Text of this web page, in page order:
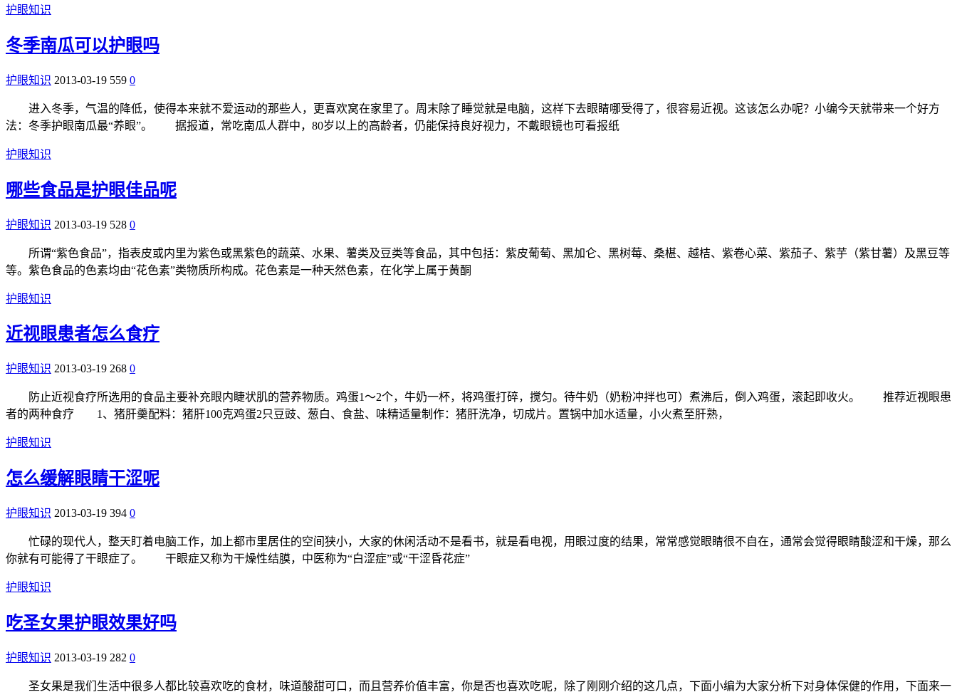
护眼知识
冬季南瓜可以护眼吗
护眼知识 2013-03-19 559 0
进入冬季，气温的降低，使得本来就不爱运动的那些人，更喜欢窝在家里了。周末除了睡觉就是电脑，这样下去眼睛哪受得了，很容易近视。这该怎么办呢？小编今天就带来一个好方
法：冬季护眼南瓜最“养眼”。 据报道，常吃南瓜人群中，80岁以上的高龄者，仍能保持良好视力，不戴眼镜也可看报纸
护眼知识
哪些食品是护眼佳品呢
护眼知识 2013-03-19 528 0
所谓“紫色食品”，指表皮或内里为紫色或黑紫色的蔬菜、水果、薯类及豆类等食品，其中包括：紫皮葡萄、黑加仑、黑树莓、桑椹、越桔、紫卷心菜、紫茄子、紫芋（紫甘薯）及黑豆等
等。紫色食品的色素均由“花色素”类物质所构成。花色素是一种天然色素，在化学上属于黄酮
护眼知识
近视眼患者怎么食疗
护眼知识 2013-03-19 268 0
防止近视食疗所选用的食品主要补充眼内睫状肌的营养物质。鸡蛋1～2个，牛奶一杯，将鸡蛋打碎，搅匀。待牛奶（奶粉冲拌也可）煮沸后，倒入鸡蛋，滚起即收火。 推荐近视眼患
者的两种食疗 1、猪肝羹配料：猪肝100克鸡蛋2只豆豉、葱白、食盐、味精适量制作：猪肝洗净，切成片。置锅中加水适量，小火煮至肝熟，
护眼知识
怎么缓解眼睛干涩呢
护眼知识 2013-03-19 394 0
忙碌的现代人，整天盯着电脑工作，加上都市里居住的空间狭小，大家的休闲活动不是看书，就是看电视，用眼过度的结果，常常感觉眼睛很不自在，通常会觉得眼睛酸涩和干燥，那么
你就有可能得了干眼症了。 干眼症又称为干燥性结膜，中医称为“白涩症”或“干涩昏花症”
护眼知识
吃圣女果护眼效果好吗
护眼知识 2013-03-19 282 0
圣女果是我们生活中很多人都比较喜欢吃的食材，味道酸甜可口，而且营养价值丰富，你是否也喜欢吃呢，除了刚刚介绍的这几点，下面小编为大家分析下对身体保健的作用，下面来一